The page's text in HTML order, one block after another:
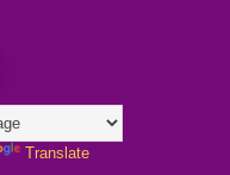
Translate